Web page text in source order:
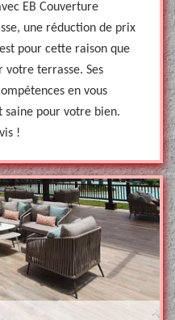
EB Couverture
une réduction de prix
pour cette raison que
votre terrasse. Ses
en vous
saine pour votre bien.
!